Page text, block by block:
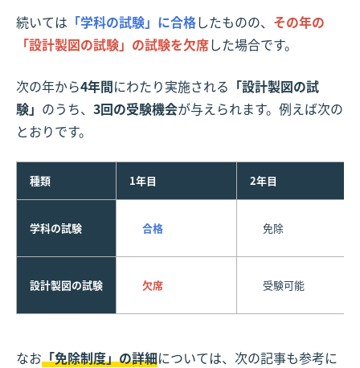
続いては 「学科の試験」に合格したものの、 その年の
「設計製図の試験」の試験を欠席した場合です。
次の年から4年間にわたり実施される 「設計製図の試
験」 のうち、 3回の受験機会が与えられます。例えば次の
とおりです。
種類 1年目 2年目
学科の試験 合格 免除
設計製図の試験 欠席 受験可能
なお「免除制度」の詳細については、次の記事も参考に